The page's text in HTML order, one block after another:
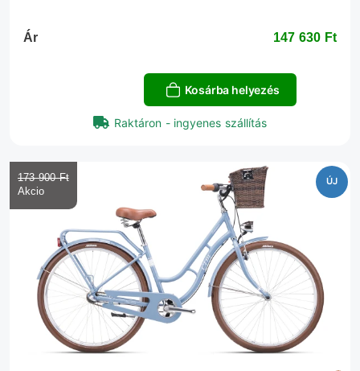
Ár 147 630 Ft‎
Kosárba helyezés
Raktáron - ingyenes szállítás
ÚJ
173 900 Ft‎